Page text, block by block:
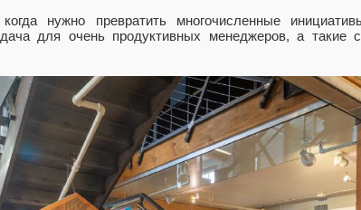
нужно превратить многочисленные
для очень продуктивных менеджеров, а такие